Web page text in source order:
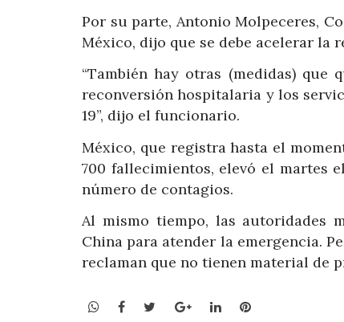
Por su parte, Antonio Molpeceres,
México, dijo que se debe acelerar la
“También hay otras (medidas)
reconversión hospitalaria y los
19”, dijo el funcionario.
México, que registra hasta el
700 fallecimientos, elevó el martes
número de contagios.
Al mismo tiempo, las autoridades
China para atender la emergencia.
reclaman que no tienen material de
WhatsApp
Facebook
TwitterGoogle+LinkedInPinterest